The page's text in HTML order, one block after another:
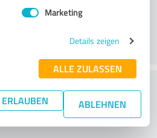
Marketing
Details zeigen
ALLE ZULASSEN
ABLEHNEN
think of the price to
ratio?